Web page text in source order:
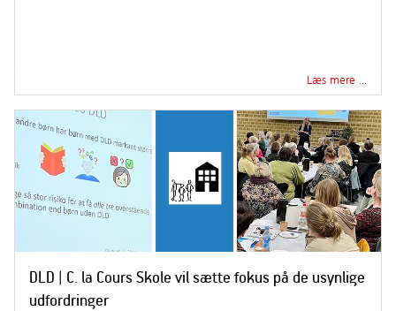
Læs mere …
DLD | C. la Cours Skole vil sætte fokus på de usynlige
udfordringer